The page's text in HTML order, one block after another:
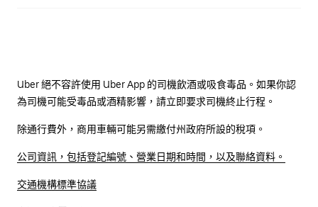
Uber 絕不容許使用 Uber App 的司機飲酒或吸食毒品。如果你認
為司機可能受毒品或酒精影響，請立即要求司機終止行程。
除通行費外，商用車輛可能另需繳付州政府所設的稅項。
公司資訊，包括登記編號、營業日期和時間，以及聯絡資料。
交通機構標準協議